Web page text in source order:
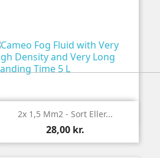
 Vis
2x 1,5 Mm2 - Sort Eller...
28,00 kr.